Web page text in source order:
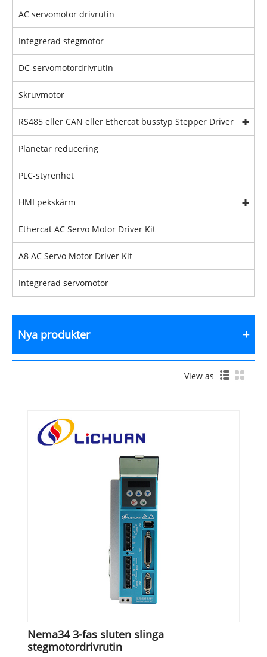
AC servomotor drivrutin
Integrerad stegmotor
DC-servomotordrivrutin
Skruvmotor
RS485 eller CAN eller Ethercat busstyp Stepper Driver
Planetär reducering
PLC-styrenhet
HMI pekskärm
Ethercat AC Servo Motor Driver Kit
A8 AC Servo Motor Driver Kit
Integrerad servomotor
Nya produkter
View as
Nema34 3-fas sluten slinga
stegmotordrivrutin